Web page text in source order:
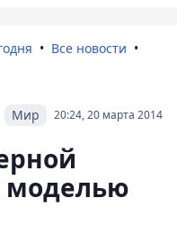
Все новости
20:24, 20 марта 2014
Мир
моделью